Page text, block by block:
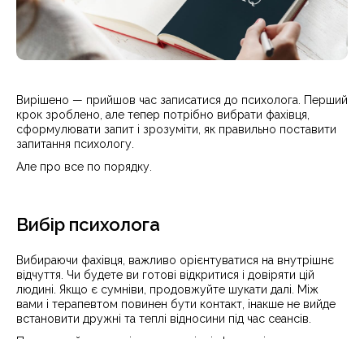
Вирішено — прийшов час записатися до психолога. Перший
крок зроблено, але тепер потрібно вибрати фахівця,
сформулювати запит і зрозуміти, як правильно поставити
запитання психологу.
Але про все по порядку.
Вибір психолога
Вибираючи фахівця, важливо орієнтуватися на внутрішнє
відчуття. Чи будете ви готові відкритися і довіряти цій
людині. Якщо є сумніви, продовжуйте шукати далі. Між
вами і терапевтом повинен бути контакт, інакше не вийде
встановити дружні та теплі відносини під час сеансів.